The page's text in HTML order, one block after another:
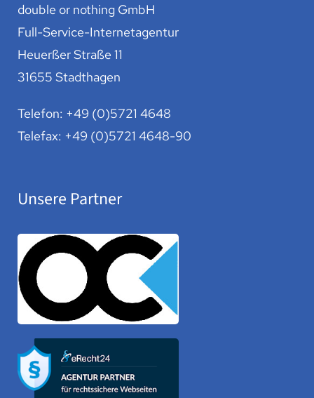
double or nothing GmbH
Full-Service-Internetagentur
Heuerßer Straße 11
31655 Stadthagen
Telefon: +49 (0)5721 4648
Telefax: +49 (0)5721 4648-90
Unsere Partner